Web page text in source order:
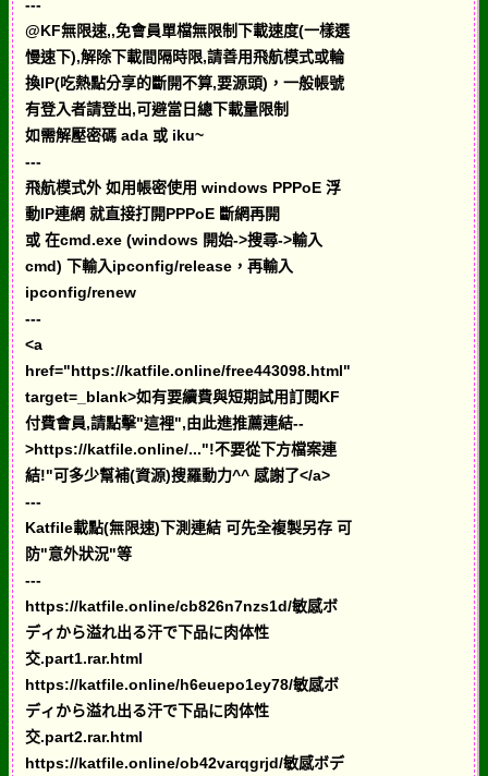
---
@KF無限速,,免會員單檔無限制下載速度(一樣選
慢速下),解除下載間隔時限,請善用飛航模式或輪
換IP(吃熱點分享的斷開不算,要源頭)，一般帳號
有登入者請登出,可避當日總下載量限制
如需解壓密碼 ada 或 iku~
---
飛航模式外 如用帳密使用 windows PPPoE 浮
動IP連網 就直接打開PPPoE 斷網再開
或 在cmd.exe (windows 開始->搜尋->輸入
cmd) 下輸入ipconfig/release，再輸入
ipconfig/renew
---
<a
href="https://katfile.online/free443098.html"
target=_blank>如有要續費與短期試用訂閱KF
付費會員,請點擊"這裡",由此進推薦連結--
>https://katfile.online/..."!不要從下方檔案連
結!"可多少幫補(資源)搜羅動力^^ 感謝了</a>
---
Katfile載點(無限速)下測連結 可先全複製另存 可
防"意外狀況"等
---
https://katfile.online/cb826n7nzs1d/敏感ボ
ディから溢れ出る汗で下品に肉体性
交.part1.rar.html
https://katfile.online/h6euepo1ey78/敏感ボ
ディから溢れ出る汗で下品に肉体性
交.part2.rar.html
https://katfile.online/ob42varqgrjd/敏感ボデ